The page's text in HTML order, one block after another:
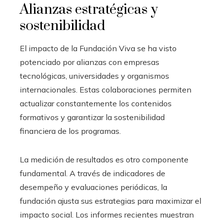
Alianzas estratégicas y
sostenibilidad
El impacto de la Fundación Viva se ha visto
potenciado por alianzas con empresas
tecnológicas, universidades y organismos
internacionales. Estas colaboraciones permiten
actualizar constantemente los contenidos
formativos y garantizar la sostenibilidad
financiera de los programas.
La medición de resultados es otro componente
fundamental. A través de indicadores de
desempeño y evaluaciones periódicas, la
fundación ajusta sus estrategias para maximizar el
impacto social. Los informes recientes muestran